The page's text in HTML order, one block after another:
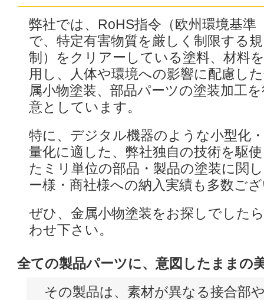
弊社では、RoHS指令（欧州環境基準
で、特定有害物質を厳しく制限する規
制）をクリアーしている塗料、材料
用し、人体や環境への影響に配慮し
属小物塗装、部品パーツの塗装加工
意としています。
特に、デジタル機器のような小型化
量化に適した、弊社独自の技術を駆
たミリ単位の部品・製品の塗装に関
ー様・商社様への納入実績も多数ご
ぜひ、金属小物塗装をお探しでした
わせ下さい。
全ての製品パーツに、意図したままの
その製品は、素材が異なる接合部